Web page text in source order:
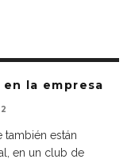
la empresa
están
en un club de